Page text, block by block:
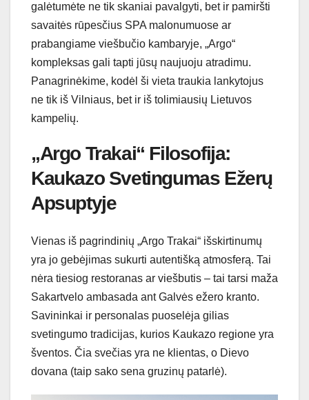
galėtumėte ne tik skaniai pavalgyti, bet ir pamiršti
savaitės rūpesčius SPA malonumuose ar
prabangiame viešbučio kambaryje, „Argo“
kompleksas gali tapti jūsų naujuoju atradimu.
Panagrinėkime, kodėl ši vieta traukia lankytojus
ne tik iš Vilniaus, bet ir iš tolimiausių Lietuvos
kampelių.
„Argo Trakai“ Filosofija:
Kaukazo Svetingumas Ežerų
Apsuptyje
Vienas iš pagrindinių „Argo Trakai“ išskirtinumų
yra jo gebėjimas sukurti autentišką atmosferą. Tai
nėra tiesiog restoranas ar viešbutis – tai tarsi maža
Sakartvelo ambasada ant Galvės ežero kranto.
Savininkai ir personalas puoselėja gilias
svetingumo tradicijas, kurios Kaukazo regione yra
šventos. Čia svečias yra ne klientas, o Dievo
dovana (taip sako sena gruzinų patarlė).